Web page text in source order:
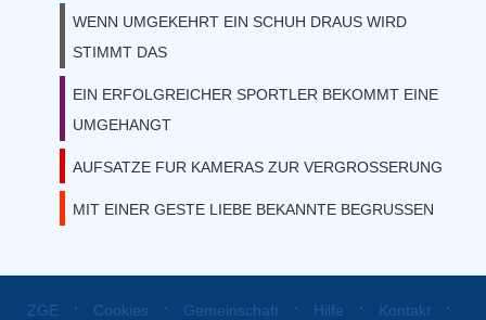
WENN UMGEKEHRT EIN SCHUH DRAUS WIRD
STIMMT DAS
EIN ERFOLGREICHER SPORTLER BEKOMMT EINE
UMGEHANGT
AUFSATZE FUR KAMERAS ZUR VERGROSSERUNG
MIT EINER GESTE LIEBE BEKANNTE BEGRUSSEN
ZGE ⋅ Cookies ⋅ Gemeinschaft ⋅ Hilfe ⋅ Kontakt ⋅